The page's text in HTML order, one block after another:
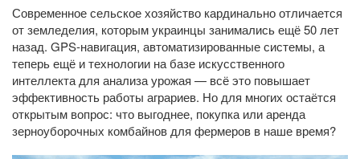
Современное сельское хозяйство кардинально отличается
от земледелия, которым украинцы занимались ещё 50 лет
назад. GPS-навигация, автоматизированные системы, а
теперь ещё и технологии на базе искусственного
интеллекта для анализа урожая — всё это повышает
эффективность работы аграриев. Но для многих остаётся
открытым вопрос: что выгоднее, покупка или аренда
зерноуборочных комбайнов для фермеров в наше время?